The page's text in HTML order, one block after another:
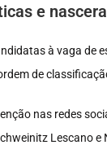
e
à vaga de
de
nas redes
Lescano e